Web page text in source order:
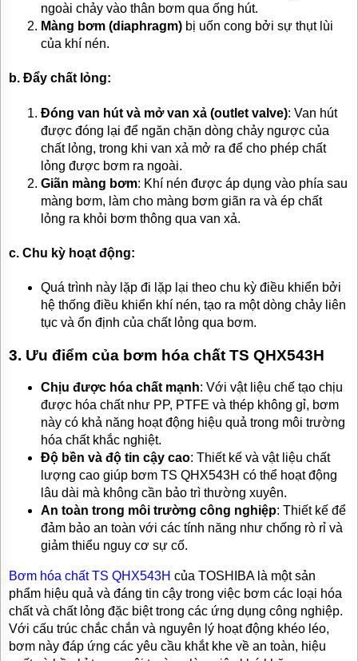
ngoài chảy vào thân bơm qua ống hút.
Màng bơm (diaphragm) bị uốn cong bởi sự thụt lùi
của khí nén.
b. Đẩy chất lỏng:
Đóng van hút và mở van xả (outlet valve): Van hút
được đóng lại để ngăn chặn dòng chảy ngược của
chất lỏng, trong khi van xả mở ra để cho phép chất
lỏng được bơm ra ngoài.
Giãn màng bơm: Khí nén được áp dụng vào phía sau
màng bơm, làm cho màng bơm giãn ra và ép chất
lỏng ra khỏi bơm thông qua van xả.
c. Chu kỳ hoạt động:
Quá trình này lặp đi lặp lại theo chu kỳ điều khiển bởi
hệ thống điều khiển khí nén, tạo ra một dòng chảy liên
tục và ổn định của chất lỏng qua bơm.
3. Ưu điểm của bơm hóa chất TS QHX543H
Chịu được hóa chất mạnh: Với vật liệu chế tạo chịu
được hóa chất như PP, PTFE và thép không gỉ, bơm
này có khả năng hoạt động hiệu quả trong môi trường
hóa chất khắc nghiệt.
Độ bền và độ tin cậy cao: Thiết kế và vật liệu chất
lượng cao giúp bơm TS QHX543H có thể hoạt động
lâu dài mà không cần bảo trì thường xuyên.
An toàn trong môi trường công nghiệp: Thiết kế để
đảm bảo an toàn với các tính năng như chống rò rỉ và
giảm thiểu nguy cơ sự cố.
Bơm hóa chất TS QHX543H của TOSHIBA là một sản
phẩm hiệu quả và đáng tin cậy trong việc bơm các loại hóa
chất và chất lỏng đặc biệt trong các ứng dụng công nghiệp.
Với cấu trúc chắc chắn và nguyên lý hoạt động khéo léo,
bơm này đáp ứng các yêu cầu khắt khe về an toàn, hiệu